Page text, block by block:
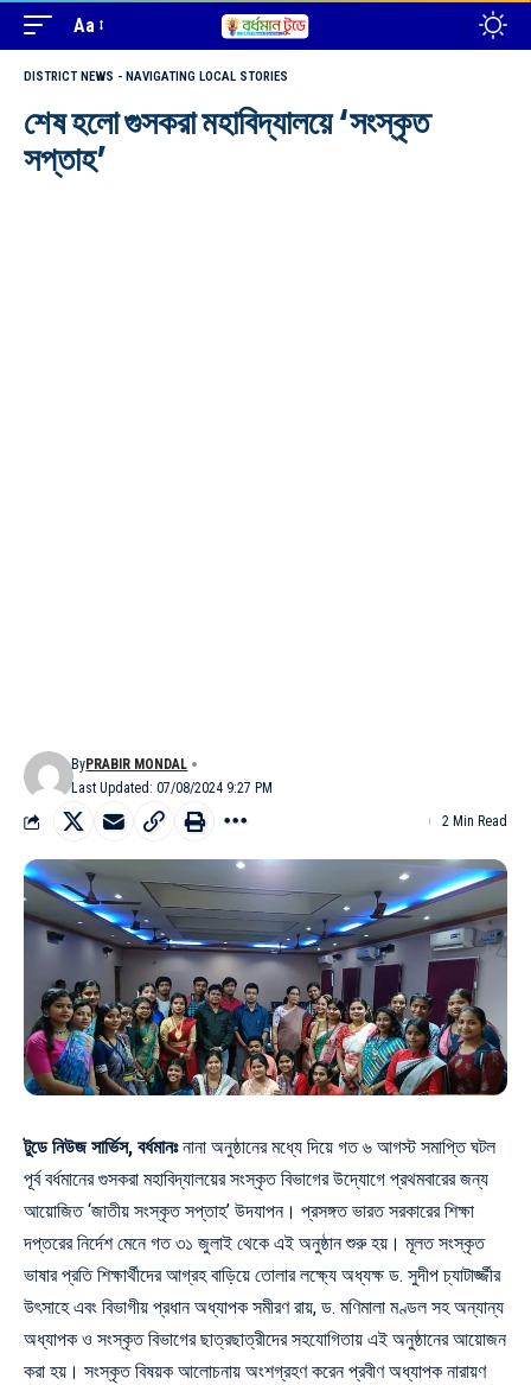
Aa
DISTRICT NEWS - NAVIGATING LOCAL STORIES
শেষ হলো গুসকরা মহাবিদ্যালয়ে ‘সংস্কৃত
সপ্তাহ’
Last Updated: 07/08/2024 9:27 PM
ByPRABIR MONDAL
2 Min Read
টুডে নিউজ সার্ভিস, বর্ধমানঃনানা অনুষ্ঠানের মধ্যে দিয়ে গত ৬ আগস্ট সমাপ্তি ঘটল
পূর্ব বর্ধমানের গুসকরা মহাবিদ্যালয়ের সংস্কৃত বিভাগের উদ্যোগে প্রথমবারের জন্য
আয়োজিত ‘জাতীয় সংস্কৃত সপ্তাহ’ উদযাপন। প্রসঙ্গত ভারত সরকারের শিক্ষা
দপ্তরের নির্দেশ মেনে গত ৩১ জুলাই থেকে এই অনুষ্ঠান শুরু হয়। মূলত সংস্কৃত
ভাষার প্রতি শিক্ষার্থীদের আগ্রহ বাড়িয়ে তোলার লক্ষ্যে অধ্যক্ষ ড. সুদীপ চ্যাটার্জ্জীর
উৎসাহে এবং বিভাগীয় প্রধান অধ্যাপক সমীরণ রায়, ড. মণিমালা মণ্ডল সহ অন্যান্য
অধ্যাপক ও সংস্কৃত বিভাগের ছাত্রছাত্রীদের সহযোগিতায় এই অনুষ্ঠানের আয়োজন
করা হয়। সংস্কৃত বিষয়ক আলোচনায় অংশগ্রহণ করেন প্রবীণ অধ্যাপক নারায়ণ